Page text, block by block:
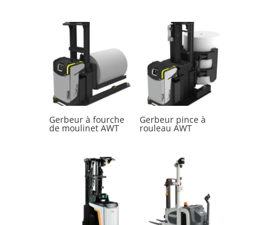
Gerbeur à fourche
de moulinet AWT
Gerbeur pince à
rouleau AWT